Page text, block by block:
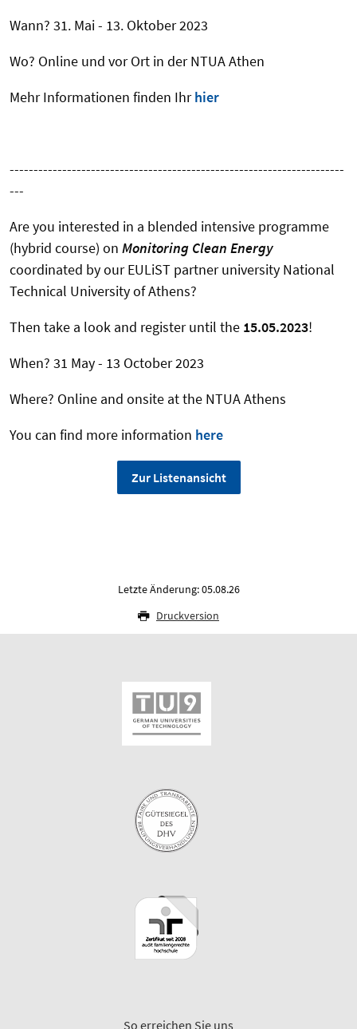
Wann? 31. Mai - 13. Oktober 2023
Wo? Online und vor Ort in der NTUA Athen
Mehr Informationen finden Ihrhier
----------------------------------------------------------------------
---
Are you interested in a blended intensive programme
(hybrid course) on Monitoring Clean Energy
coordinated by our EULiST partner university National
Technical University of Athens?
Then take a look and register until the 15.05.2023!
When? 31 May - 13 October 2023
Where? Online and onsite at the NTUA Athens
You can find more information here
Zur Listenansicht
Letzte Änderung: 05.08.26
Druckversion
So erreichen Sie uns